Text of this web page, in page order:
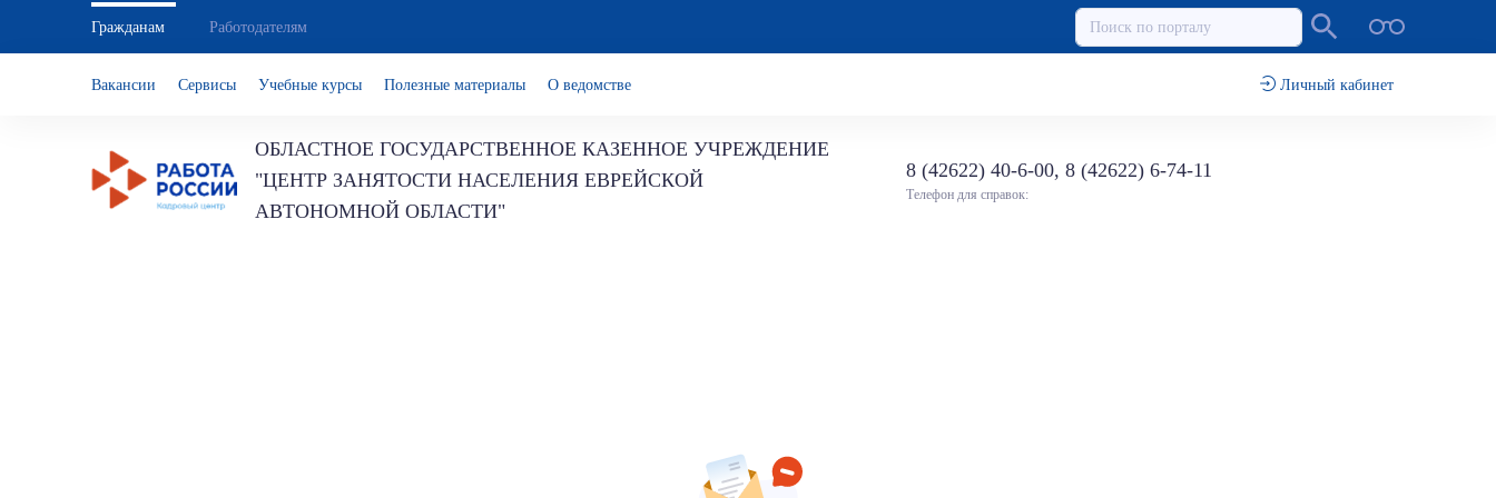
Гражданам Работодателям
Вакансии Сервисы Учебные курсы Полезные материалы О ведомстве Личный кабинет
ОБЛАСТНОЕ ГОСУДАРСТВЕННОЕ КАЗЕННОЕ УЧРЕЖДЕНИЕ
"ЦЕНТР ЗАНЯТОСТИ НАСЕЛЕНИЯ ЕВРЕЙСКОЙ
АВТОНОМНОЙ ОБЛАСТИ"
8 (42622) 40-6-00, 8 (42622) 6-74-11
Телефон для справок: